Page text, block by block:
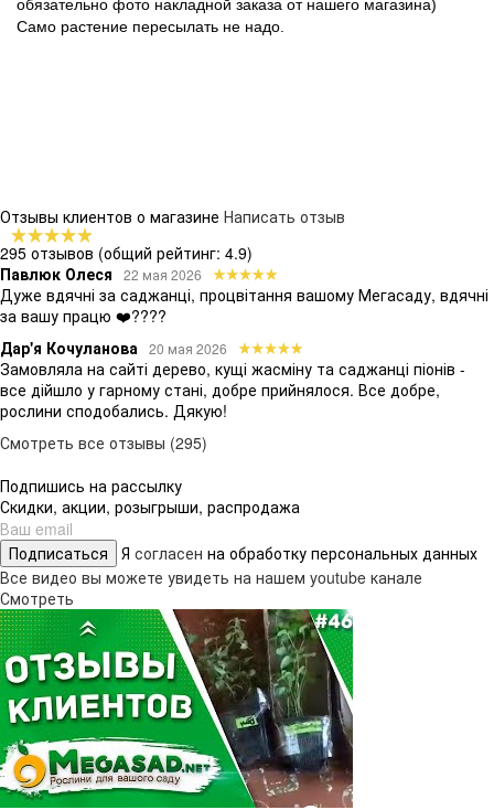
обязательно фото накладной заказа от нашего магазина)
Само растение пересылать не надо.
Отзывы клиентов о магазине Написать отзыв
295 отзывов (общий рейтинг: 4.9)
Павлюк Олеся
22 мая 2026
Дуже вдячні за саджанці, процвітання вашому Мегасаду, вдячні
за вашу працю ❤️????
Дар'я Кочуланова 20 мая 2026
Замовляла на сайті дерево, кущі жасміну та саджанці піонів -
все дійшло у гарному стані, добре прийнялося. Все добре,
рослини сподобались. Дякую!
Смотреть все отзывы (295)
Подпишись на рассылку
Скидки, акции, розыгрыши, распродажа
Подписаться Я согласен на обработку персональных данных
Все видео вы можете увидеть на нашем youtube канале
Смотреть